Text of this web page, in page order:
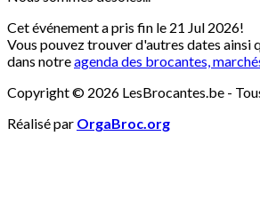
Cet événement a pris fin le 21 Jul 2026!
Vous pouvez trouver d'autres dates ainsi
dans notreagenda des brocantes,
Copyright © 2026 LesBrocantes.be -
Réalisé par OrgaBroc.org